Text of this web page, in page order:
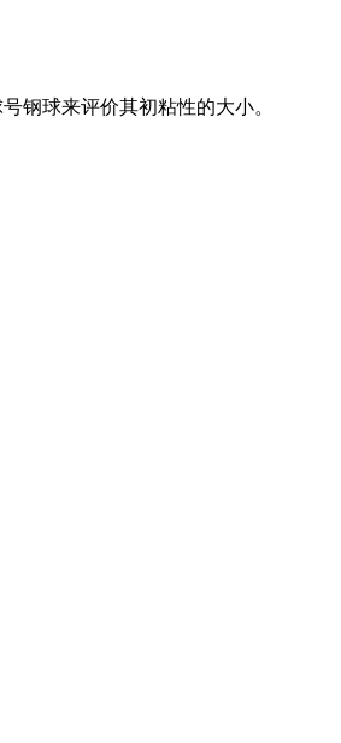
钢球来评价其初粘性的大小。